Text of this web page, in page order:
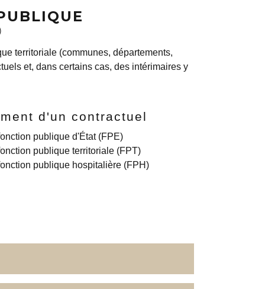
territoriale (communes, départements,
et, dans certains cas, des intérimaires y
d'un contractuel
publique d'État (FPE)
publique territoriale (FPT)
publique hospitalière (FPH)